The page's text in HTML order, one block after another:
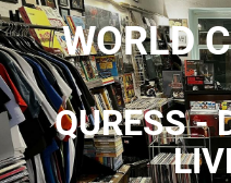
WORLD
QURESS -